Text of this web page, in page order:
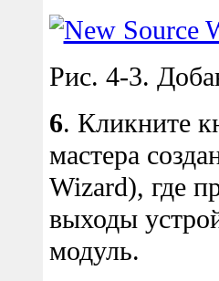
Рис. 4-3.
6. Кликните
мастера
Wizard), где
выходы
модуль.